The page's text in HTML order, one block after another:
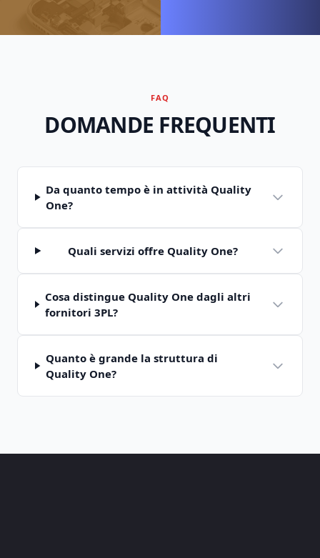
FAQ
DOMANDE FREQUENTI
Da quanto tempo è in attività Quality
One?
Quali servizi offre Quality One?
Cosa distingue Quality One dagli altri
fornitori 3PL?
Quanto è grande la struttura di
Quality One?